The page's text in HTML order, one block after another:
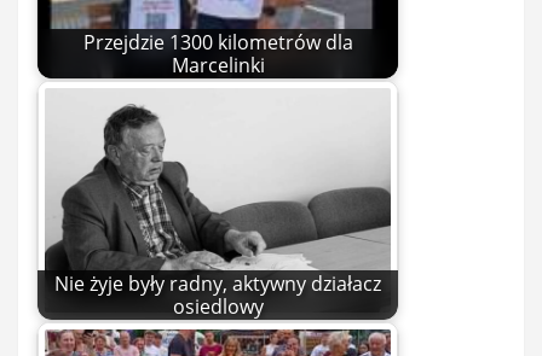
Przejdzie 1300 kilometrów dla
Marcelinki
Nie żyje były radny, aktywny działacz
osiedlowy